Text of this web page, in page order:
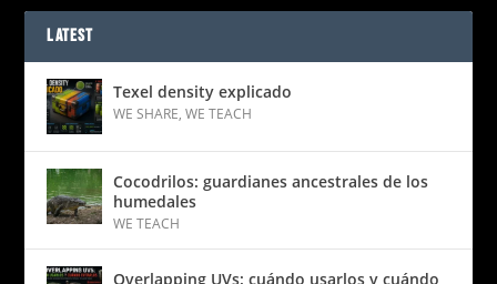
LATEST
Texel density explicado
WE SHARE,WE TEACH
Cocodrilos: guardianes ancestrales de los
humedales
WE TEACH
Overlapping UVs: cuándo usarlos y cuándo